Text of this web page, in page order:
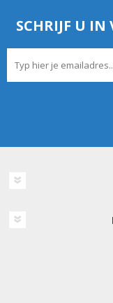
SCHRIJF U IN